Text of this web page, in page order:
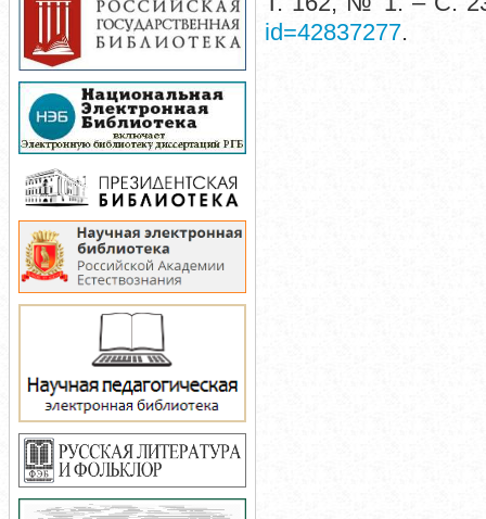
id=42837277.